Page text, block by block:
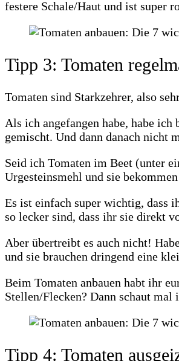
festere Schale/Haut und ist super
Tipp 3: Tomaten
Tomaten sind Starkzehrer, also
Als ich angefangen habe, habe
gemischt. Und dann danach nicht
Seid ich Tomaten im Beet (unter
Urgesteinsmehl und sie
Es ist einfach super wichtig, dass
so lecker sind, dass ihr sie direkt
Aber übertreibt es auch nicht!
und sie brauchen dringend eine
Beim Tomaten anbauen habt ihr
Stellen/Flecken? Dann schaut mal
Tipp 4: Tomaten